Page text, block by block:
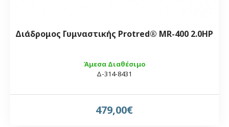
Άμεσα Διαθέσιμο
Δ-314-8431
Διάδρομος Γυμναστικής Protred® MR-400 2.0HP
479,00€